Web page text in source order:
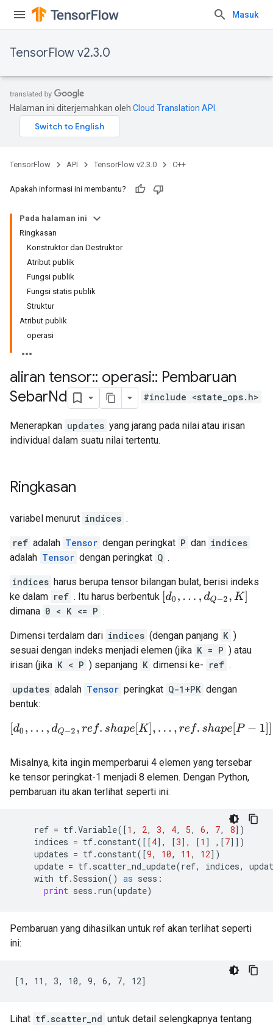
Masuk
TensorFlow v2.3.0
Halaman ini diterjemahkan oleh Cloud Translation API
TensorFlow API TensorFlow v2.3.0 C++
Apakah informasi ini membantu?
Pada halaman ini
Ringkasan
Konstruktor dan Destruktor
Atribut publik
Fungsi publik
Fungsi statis publik
Struktur
Atribut publik
operasi
aliran tensor:: operasi:: Pembaruan
SebarNd #include <state_ops.h>
Menerapkan updates yang jarang pada nilai atau irisan
individual dalam suatu nilai tertentu.
Ringkasan
variabel menurut indices .
ref adalah Tensor dengan peringkat P dan indices
adalah Tensor dengan peringkat Q .
indices harus berupa tensor bilangan bulat, berisi indeks
ke dalam ref . Itu harus berbentuk d0 .. ,d Q − 2,K]
dimana 0 < K <= P .
Dimensi terdalam dari indices (dengan panjang K )
sesuai dengan indeks menjadi elemen (jika K = P ) atau
irisan (jika K < P ) sepanjang K dimensi ke- ref .
updates adalah Tensor peringkat Q-1+PK dengan
bentuk:
[d0,... ,dQ−2, ref.shap e[K ], .. r e f. shape[P−1]].
Misalnya, kita ingin memperbarui 4 elemen yang tersebar
ke tensor peringkat-1 menjadi 8 elemen. Dengan Python,
pembaruan itu akan terlihat seperti ini:
ref = tf.Variable([1 , 2, 3, 4, 5, 6, 7, 8])
indices = tf.constant([[4], [3], [1 ] ,[7]])
updates = tf.constant([9, 10, 11 , 12])
update = tf. scatter_nd_update(ref, indices,
with tf.Session() as sess :
print sess . run(update)
Pembaruan yang dihasilkan untuk ref akan terlihat seperti
ini:
[1, 11, 3, 10, 9, 6, 7, 12]
Lihat tf.scatter_nd untuk detail selengkapnya tentang